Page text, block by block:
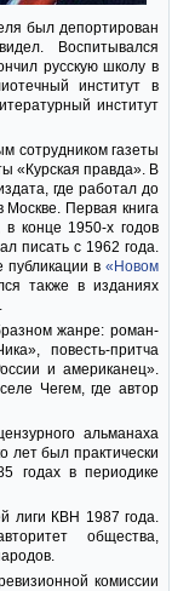
был депортирован
Воспитывался
русскую школу в
институт в
институт
сотрудником газеты
«Курская правда». В
где работал до
Первая книга
конце 1950-х годов
писать с 1962 года.
публикации в «Новом
также в изданиях
.
жанре: роман-
повесть-притча
и американец».
Чегем, где автор
альманаха
лет был практически
годах в периодике
лиги КВН 1987 года.
общества,
комиссии